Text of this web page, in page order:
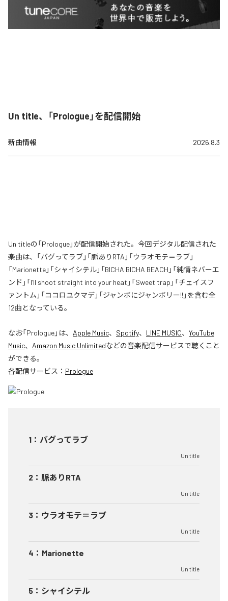
Un title、「Prologue」を配信開始
新曲情報 2026.8.3
Un titleの「Prologue」が配信開始された。今回デジタル配信された
楽曲は、「バグってラブ」「脈ありRTA」「ウラオモテ＝ラブ」
「Marionette」「シャイシテル」「BICHA BICHA BEACH」「純情ネバーエ
ンド」「I’ll shoot straight into your heat」「Sweet trap」「チェイスフ
ァントム」「ココロユクマデ」「ジャンボにジャンボリー!!」を含む全
12曲となっている。
なお「Prologue」は、 Apple Music、 Spotify、 LINE MUSIC、 YouTube
Music、 Amazon Music Unlimitedなどの音楽配信サービスで聴くこと
ができる。
各配信サービス： Prologue
1 ： バグってラブ
Un title
2 ： 脈ありRTA
Un title
3 ： ウラオモテ＝ラブ
Un title
4 ： Marionette
Un title
5 ： シャイシテル